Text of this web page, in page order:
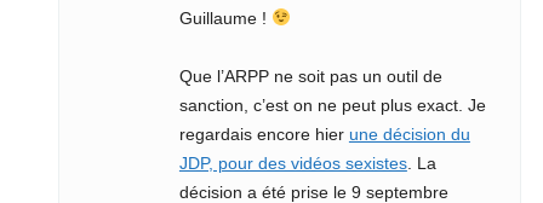
Guillaume !
Que l’ARPP ne soit pas un outil de
sanction, c’est on ne peut plus exact. Je
regardais encore hier une décision du
JDP, pour des vidéos sexistes. La
décision a été prise le 9 septembre